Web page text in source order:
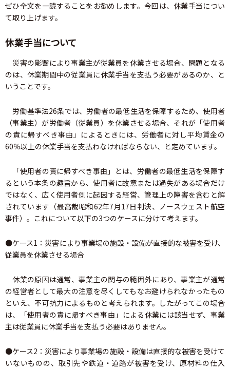
ぜひ全文を一読することをお勧めします。今回は、休業手当につい
て取り上げます。
休業手当について
災害の影響により事業主が従業員を休業させる場合、問題となる
のは、休業期間中の従業員に休業手当を支払う必要があるのか、と
いうことです。
労働基準法26条では、労働者の最低生活を保障するため、使用者
（事業主）が労働者（従業員）を休業させる場合、それが「使用者
の責に帰すべき事由」によるときには、労働者に対し平均賃金の
60％以上の休業手当を支払わなければならない、と定めています。
「使用者の責に帰すべき事由」とは、労働者の最低生活を保障す
るという本条の趣旨から、使用者に故意または過失がある場合だけ
ではなく、広く使用者側に起因する経営、管理上の障害を含むと解
されています（最高裁昭和62年7月17日判決、ノースウェスト航空
事件）。これについて以下の3つのケースに分けて考えます。
●ケース1：災害により事業場の施設・設備が直接的な被害を受け、
従業員を休業させる場合
休業の原因は通常、事業主の関与の範囲外にあり、事業主が通常
の経営者として最大の注意を尽くしてもなお避けられなかったもの
といえ、不可抗力によるものと考えられます。したがってこの場合
は、「使用者の責に帰すべき事由」による休業には該当せず、事業
主は従業員に休業手当を支払う必要はありません。
●ケース2：災害により事業場の施設・設備は直接的な被害を受けて
いないものの、取引先や鉄道・道路が被害を受け、原材料の仕入